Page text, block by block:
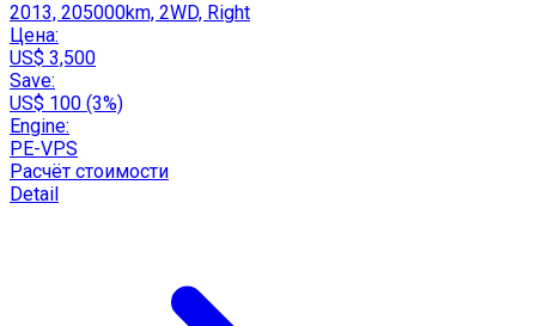
2013, 205000km, 2WD, Right
Цена:
US$ 3,500
Save:
US$ 100 (3%)
Engine:
PE-VPS
Расчёт стоимости
Detail